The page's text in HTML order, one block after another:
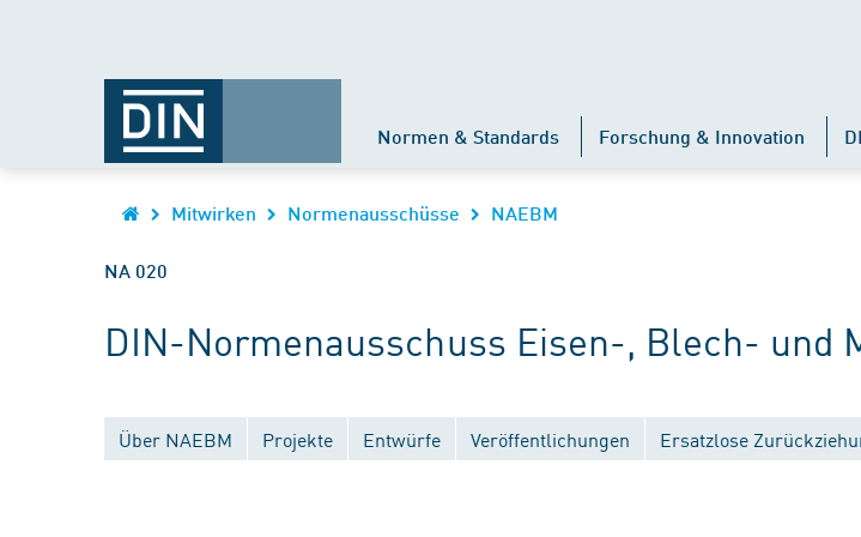
Normen & Standards Forschung & Innovation
Mitwirken Normenausschüsse NAEBM
NA 020
DIN-Normenausschuss Eisen-, Blech- und
Über NAEBM Projekte Entwürfe Veröffentlichungen Ersatzlose